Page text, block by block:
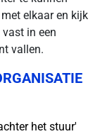
elkaar en kijk
in een
vallen.
het stuur'